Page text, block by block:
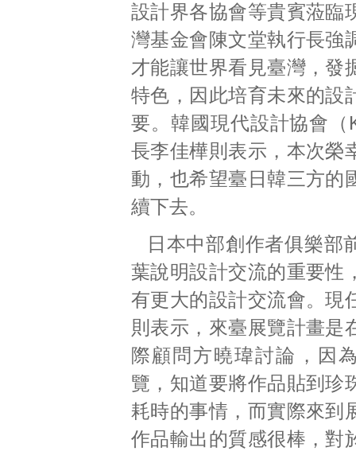
設計界各協會等貴賓蒞臨
灣基金會陳文堂執行長強
才能讓世界看見臺灣，發
特色，因此培育未來的設
要。韓國現代設計協會（
長李佳樺則表示，本次榮
動，也希望臺日韓三方的
續下去。
日本中部創作者俱樂部
葉說明設計交流的重要性
有更大的設計交流會。現
則表示，來臺展覽計畫是
際顧問方曉瑋討論，因
覽，知道要將作品貼到珍
耗時的事情，而實際來到
作品輸出的質感很棒，對